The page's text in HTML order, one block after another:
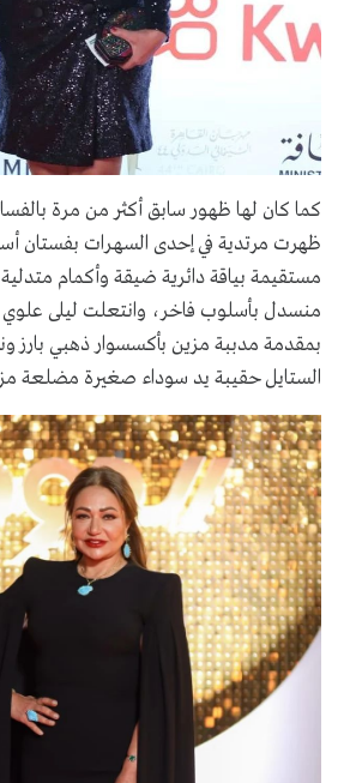
كما كان لها ظهور سابق أكثر من مرة
ظهرت مرتدية في إحدى السهرات بفستان
مستقيمة بياقة دائرية ضيقة وأكمام
منسدل بأسلوب فاخر، وانتعلت ليلى
بمقدمة مدببة مزين بأكسسوار ذهبي بارز
الستايل حقيبة يد سوداء صغيرة مضلعة